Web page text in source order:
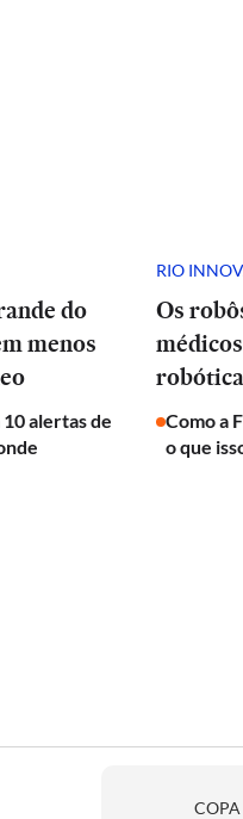
do
menos
alertas de
RIO
Os
Como a
o que
COPA